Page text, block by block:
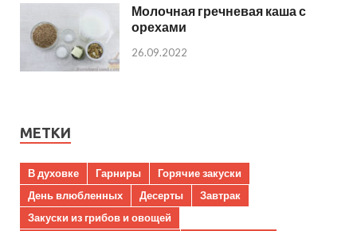
Молочная гречневая каша с
орехами
26.09.2022
МЕТКИ
В духовке Гарниры
Горячие закуски
День влюбленных
Десерты
Завтрак
Закуски из грибов и овощей